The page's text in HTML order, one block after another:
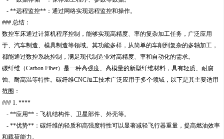
- **远程监控**：通过网络实现远程监控和操作。
### 总结：
数控车床通过计算机程序控制，能够实现高精度、率的复杂加工任务，广泛应用
于、汽车制造、模具制造等领域。其功能多样，从简单的车削到复杂的多轴加工，
都能通过数控系统控制，满足现代制造业对高精度、率和自动化的需求。
碳纤维（Carbon Fiber）是一种高强度、高模量的新型纤维材料，具有轻质、耐腐
蚀、耐高温等特性。碳纤维CNC加工技术广泛应用于多个领域，以下是其主要适用
范围：
### 1. ****
- **应用**：飞机结构件、卫星部件、外壳等。
- **优势**：碳纤维的轻质和高强度特性可以显著减轻飞行器重量，提高燃油效率
和载荷能力。